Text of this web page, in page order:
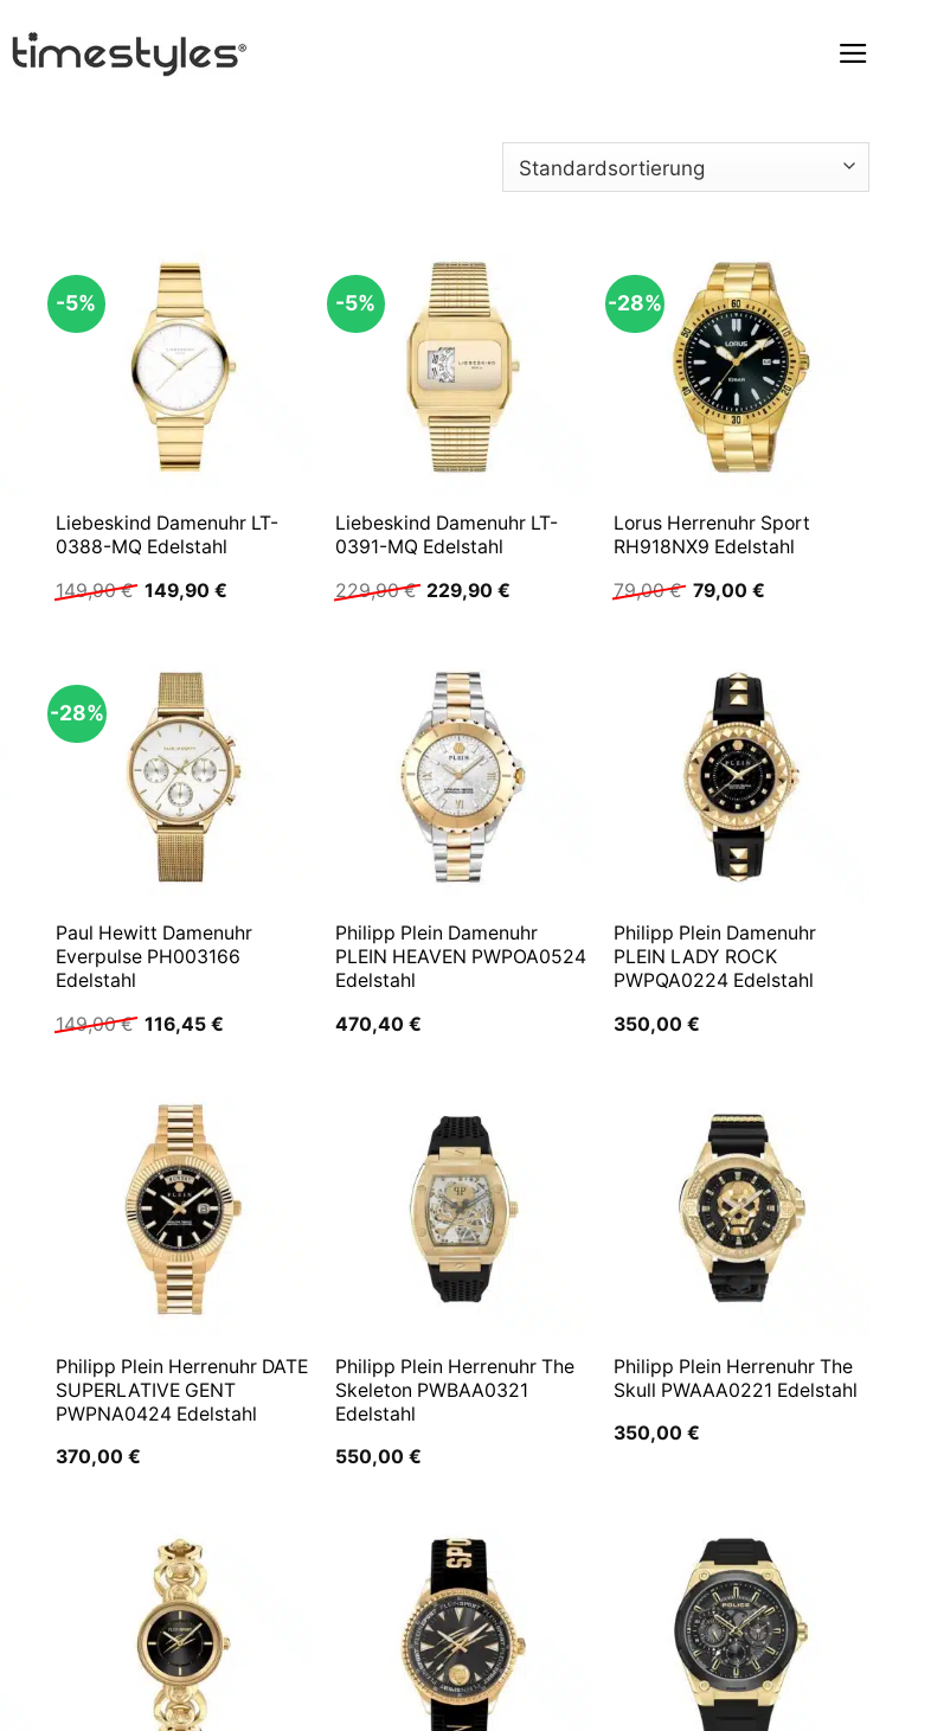
-5%
Liebeskind Damenuhr LT-
0388-MQ Edelstahl
149,90€ Ursprünglicher
Preis
149,90 €Aktueller
-5%
Liebeskind Damenuhr LT-
0391-MQ Edelstahl
229,90€ Ursprünglicher
Preis
229,90€
-28%
Lorus Herrenuhr Sport
RH918NX9 Edelstahl
79,00€ Ursprünglicher
Preis
79,00 €Aktueller
-28%
Paul Hewitt Damenuhr
Everpulse PH003166
Edelstahl
149,00€ Ursprünglicher
Preis
116,45 €Aktueller
Philipp Plein Damenuhr
PLEIN HEAVEN PWPOA0524
Edelstahl
470,40 €
Philipp Plein Damenuhr
PLEIN LADY ROCK
PWPQA0224 Edelstahl
350,00€
Philipp Plein Herrenuhr DATE
SUPERLATIVE GENT
PWPNA0424 Edelstahl
370,00 €
Philipp Plein Herrenuhr The
Skeleton PWBAA0321
Edelstahl
550,00 €
Philipp Plein Herrenuhr The
Skull PWAAA0221 Edelstahl
350,00€